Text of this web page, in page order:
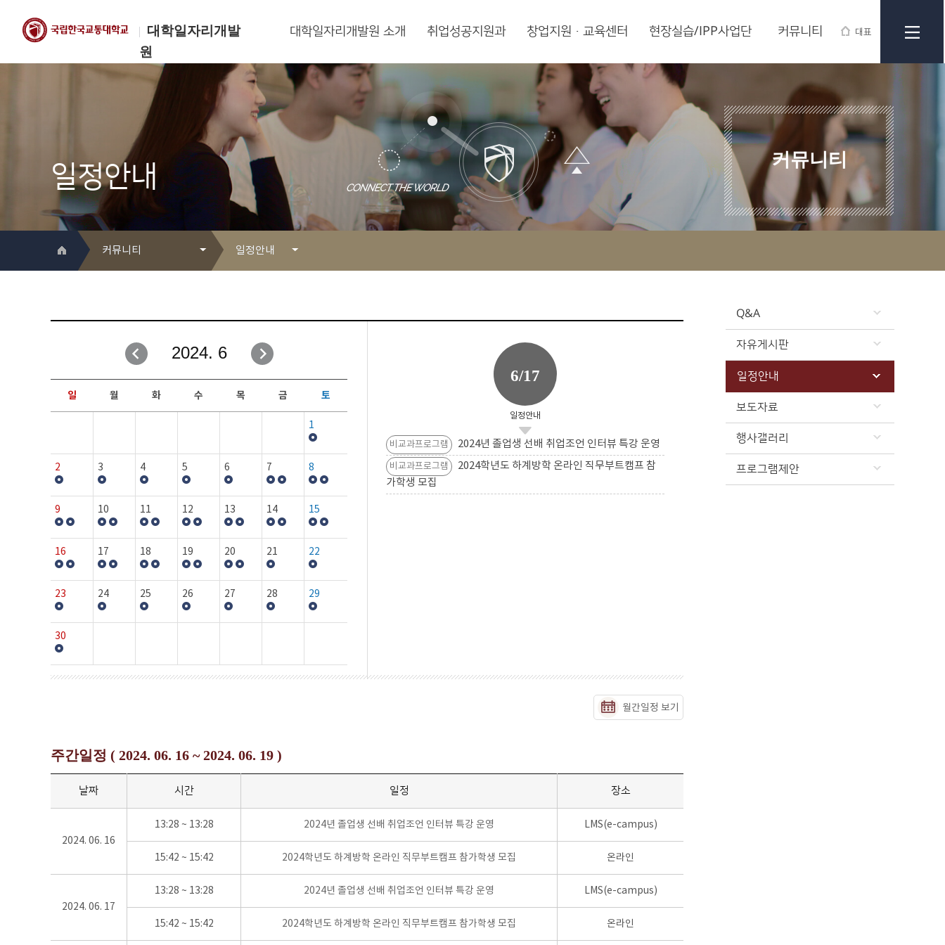
대학일자리개발
원
대표
한국교통대학교
대학일자리개발원
대학일자리개발원 소개 취업성공지원과 창업지원·교육센터 현장실습/IPP사업단 커뮤니티
일정안내
커뮤니티
커뮤니티
취업성공지원과
창업지원·교육센터
현장실습/IPP사업단
커뮤니티
일정안내
자유게시판
일정안내
보도자료
행사갤러리
Q&A
자유게시판
일정안내
보도자료
행사갤러리
프로그램제안
2024. 6
일 월 화 수 목 금 토
1
2 3 4 5 6 7 8
9 10 11 12 13 14 15
16 17 18 19 20 21 22
23 24 25 26 27 28 29
30
6/17
일정안내
비교과프로그램 2024년 졸업생 선배 취업조언 인터뷰 특강 운영
비교과프로그램
2024학년도 하계방학 온라인 직무부트캠프 참
가학생 모집
월간일정 보기
주간일정 ( 2024. 06. 16 ~ 2024. 06. 19 )
날짜 시간 일정 장소
2024. 06. 16
13:28 ~ 13:28 2024년 졸업생 선배 취업조언 인터뷰 특강 운영 LMS(e-campus)
15:42 ~ 15:42 2024학년도 하계방학 온라인 직무부트캠프 참가학생 모집 온라인
2024. 06. 17
13:28 ~ 13:28 2024년 졸업생 선배 취업조언 인터뷰 특강 운영 LMS(e-campus)
15:42 ~ 15:42 2024학년도 하계방학 온라인 직무부트캠프 참가학생 모집 온라인